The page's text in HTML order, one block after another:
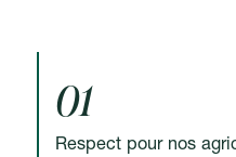
01
Respect pour nos